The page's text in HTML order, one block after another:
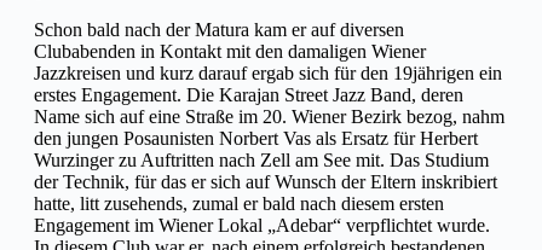
Schon bald nach der Matura kam er auf diversen
Clubabenden in Kontakt mit den damaligen Wiener
Jazzkreisen und kurz darauf ergab sich für den 19jährigen ein
erstes Engagement. Die Karajan Street Jazz Band, deren
Name sich auf eine Straße im 20. Wiener Bezirk bezog, nahm
den jungen Posaunisten Norbert Vas als Ersatz für Herbert
Wurzinger zu Auftritten nach Zell am See mit. Das Studium
der Technik, für das er sich auf Wunsch der Eltern inskribiert
hatte, litt zusehends, zumal er bald nach diesem ersten
Engagement im Wiener Lokal „Adebar“ verpflichtet wurde.